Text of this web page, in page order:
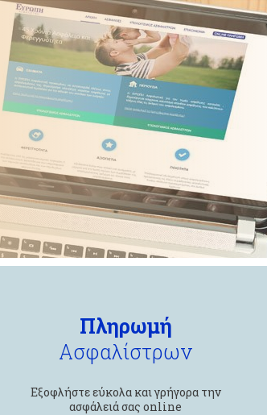
Πληρωμή
Ασφαλίστρων
Εξοφλήστε εύκολα και γρήγορα την
ασφάλειά σας online